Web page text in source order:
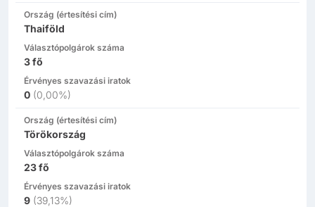
Ország (értesítési cím)
Thaiföld
Választópolgárok száma
3fő
Érvényes szavazási iratok
0 (0,00%)
Ország (értesítési cím)
Törökország
Választópolgárok száma
23fő
Érvényes szavazási iratok
9 (39,13%)